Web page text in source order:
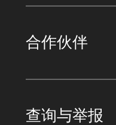
合作伙伴
查询与举报